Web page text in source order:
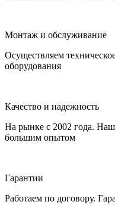
Монтаж и обслуживание
Осуществляем
оборудования
Качество и надежность
На рынке с 2002 года.
большим опытом
Гарантии
Работаем по договору.